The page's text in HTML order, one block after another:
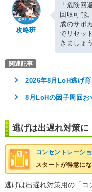
攻略班
「危険回
回収可能
成のサポ
でリセッ
きましょう
2026年8月LoH逃げ
8月LoHの因子周回お
逃げは出遅れ対策に
コンセントレーシ
スタートが得意に
逃げは出遅れ対策用の「コ